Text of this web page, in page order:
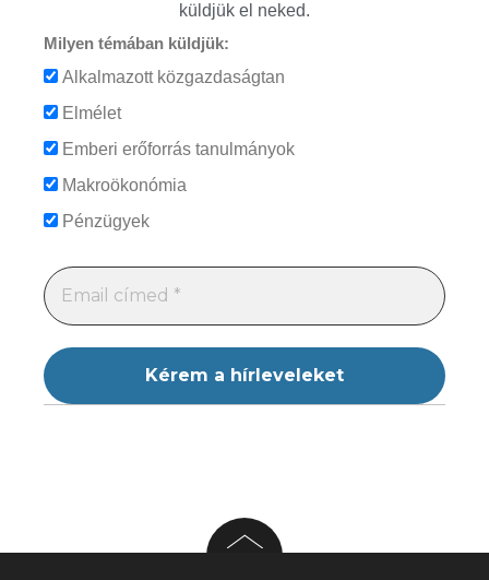
küldjük el neked.
Milyen témában küldjük:
Alkalmazott közgazdaságtan
Elmélet
Emberi erőforrás tanulmányok
Makroökonómia
Pénzügyek